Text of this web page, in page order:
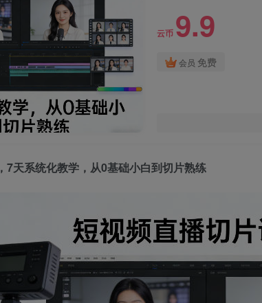
云币 9.9
会员 免费
，7天系统化教学，从0基础小白到切片熟练